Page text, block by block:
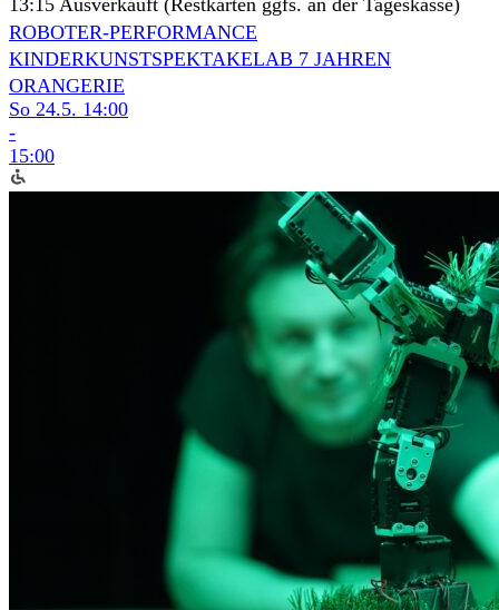
13:15 Ausverkauft (Restkarten ggfs. an der Tageskasse)
ROBOTER-PERFORMANCE
KINDERKUNSTSPEKTAKELAB 7 JAHREN
ORANGERIE
So 24.5. 14:00
-
15:00